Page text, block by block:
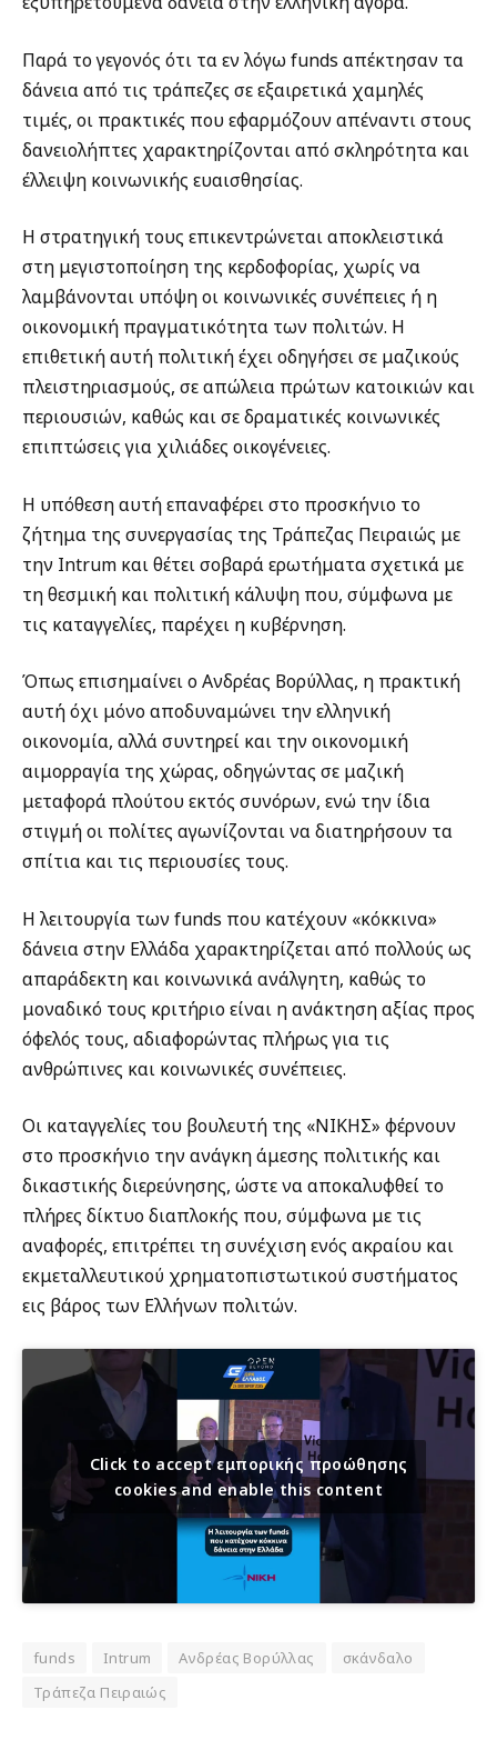
Παρά το γεγονός ότι τα εν λόγω funds απέκτησαν τα
δάνεια από τις τράπεζες σε εξαιρετικά χαμηλές
τιμές, οι πρακτικές που εφαρμόζουν απέναντι στους
δανειολήπτες χαρακτηρίζονται από σκληρότητα και
έλλειψη κοινωνικής ευαισθησίας.
Η στρατηγική τους επικεντρώνεται αποκλειστικά
στη μεγιστοποίηση της κερδοφορίας, χωρίς να
λαμβάνονται υπόψη οι κοινωνικές συνέπειες ή η
οικονομική πραγματικότητα των πολιτών. Η
επιθετική αυτή πολιτική έχει οδηγήσει σε μαζικούς
πλειστηριασμούς, σε απώλεια πρώτων κατοικιών και
περιουσιών, καθώς και σε δραματικές κοινωνικές
επιπτώσεις για χιλιάδες οικογένειες.
Η υπόθεση αυτή επαναφέρει στο προσκήνιο το
ζήτημα της συνεργασίας της Τράπεζας Πειραιώς με
την Intrum και θέτει σοβαρά ερωτήματα σχετικά με
τη θεσμική και πολιτική κάλυψη που, σύμφωνα με
τις καταγγελίες, παρέχει η κυβέρνηση.
Όπως επισημαίνει ο Ανδρέας Βορύλλας, η πρακτική
αυτή όχι μόνο αποδυναμώνει την ελληνική
οικονομία, αλλά συντηρεί και την οικονομική
αιμορραγία της χώρας, οδηγώντας σε μαζική
μεταφορά πλούτου εκτός συνόρων, ενώ την ίδια
στιγμή οι πολίτες αγωνίζονται να διατηρήσουν τα
σπίτια και τις περιουσίες τους.
Η λειτουργία των funds που κατέχουν «κόκκινα»
δάνεια στην Ελλάδα χαρακτηρίζεται από πολλούς ως
απαράδεκτη και κοινωνικά ανάλγητη, καθώς το
μοναδικό τους κριτήριο είναι η ανάκτηση αξίας προς
όφελός τους, αδιαφορώντας πλήρως για τις
ανθρώπινες και κοινωνικές συνέπειες.
Οι καταγγελίες του βουλευτή της «ΝΙΚΗΣ» φέρνουν
στο προσκήνιο την ανάγκη άμεσης πολιτικής και
δικαστικής διερεύνησης, ώστε να αποκαλυφθεί το
πλήρες δίκτυο διαπλοκής που, σύμφωνα με τις
αναφορές, επιτρέπει τη συνέχιση ενός ακραίου και
εκμεταλλευτικού χρηματοπιστωτικού συστήματος
εις βάρος των Ελλήνων πολιτών.
Click to accept εμπορικής προώθησης
cookies and enable this content
funds Intrum Ανδρέας Βορύλλας
σκάνδαλο
Τράπεζα Πειραιώς